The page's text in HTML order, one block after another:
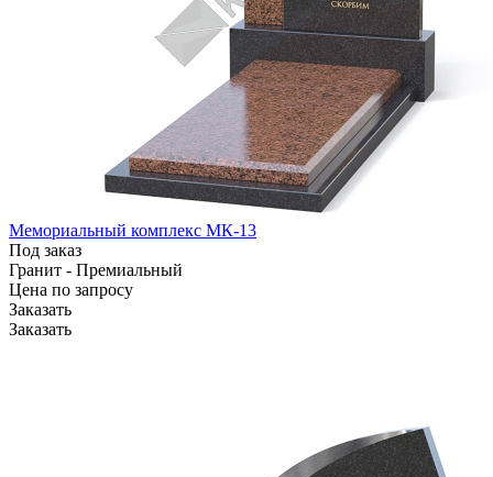
Мемориальный комплекс МК-13
Под заказ
Гранит - Премиальный
Цена по запросу
Заказать
Заказать